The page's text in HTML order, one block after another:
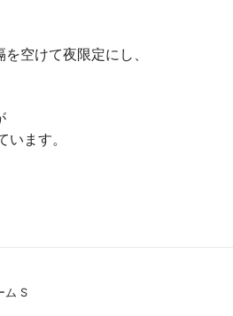
空けて夜限定にし、
ます。
ム S